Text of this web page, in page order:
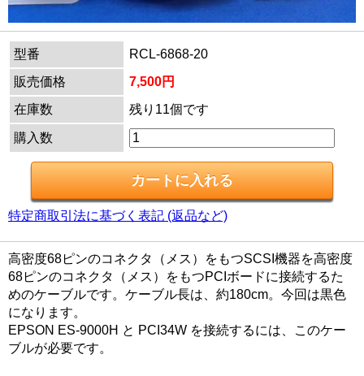
型番
RCL-6868-20
販売価格
7,500円
在庫数
残り11個です
購入数
特定商取引法に基づく表記 (返品など)
高密度68ピンのコネクタ（メス）をもつSCSI機器を高密度
68ピンのコネクタ（メス）をもつPCIボードに接続するた
めのケーブルです。ケーブル長は、約180cm。今回は黒色
になります。
EPSON ES-9000H と PCI34W を接続するには、このケー
ブルが必要です。